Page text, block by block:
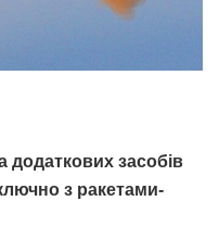
додаткових засобів
з ракетами-